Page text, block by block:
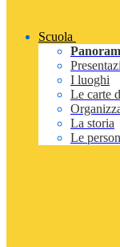
Scuola
I luoghi
Le carte
La storia
Le